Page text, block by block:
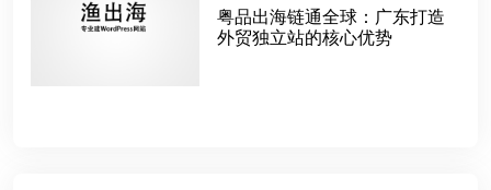
粤品出海链通全球：广东打造
外贸独立站的核心优势